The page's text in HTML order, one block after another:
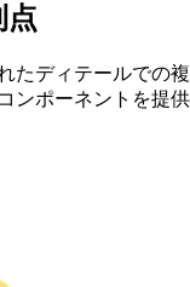
点
たディテールでの
ポーネントを提